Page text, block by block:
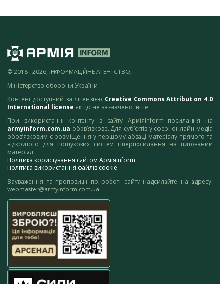
© 2018 - 2026, ІНФОРМАЦІЙНЕ АГЕНТСТВО,
Міністерство оборони України
Контент доступний за ліцензією Creative Commons Attribution 4.0
International license якщо не зазначено інше.
При використанні контенту з сайту АрміяInform посилання на
armyinform.com.ua обов’язкове. Для суб’єктів у сфері онлайн-медіа
обов’язковим є розміщення у першому абзаці матеріалу прямого та
відкритого для пошукових систем гіперпосилання на цитований
матеріал.
Політика користування сайтом АрміяInform
Політика використання файлів cookie
Зауваження та пропозиції по роботі сайту надсилайте на адресу:
webmaster@armyinform.com.ua